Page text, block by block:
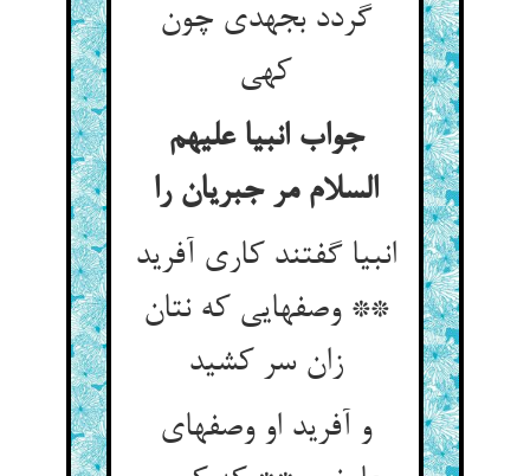
گردد بجهدی چون
کهی
جواب انبیا علیهم
السلام مر جبریان را
انبیا گفتند کاری آفرید
** وصفهایی که نتان
زان سر کشید
و آفرید او وصفهای